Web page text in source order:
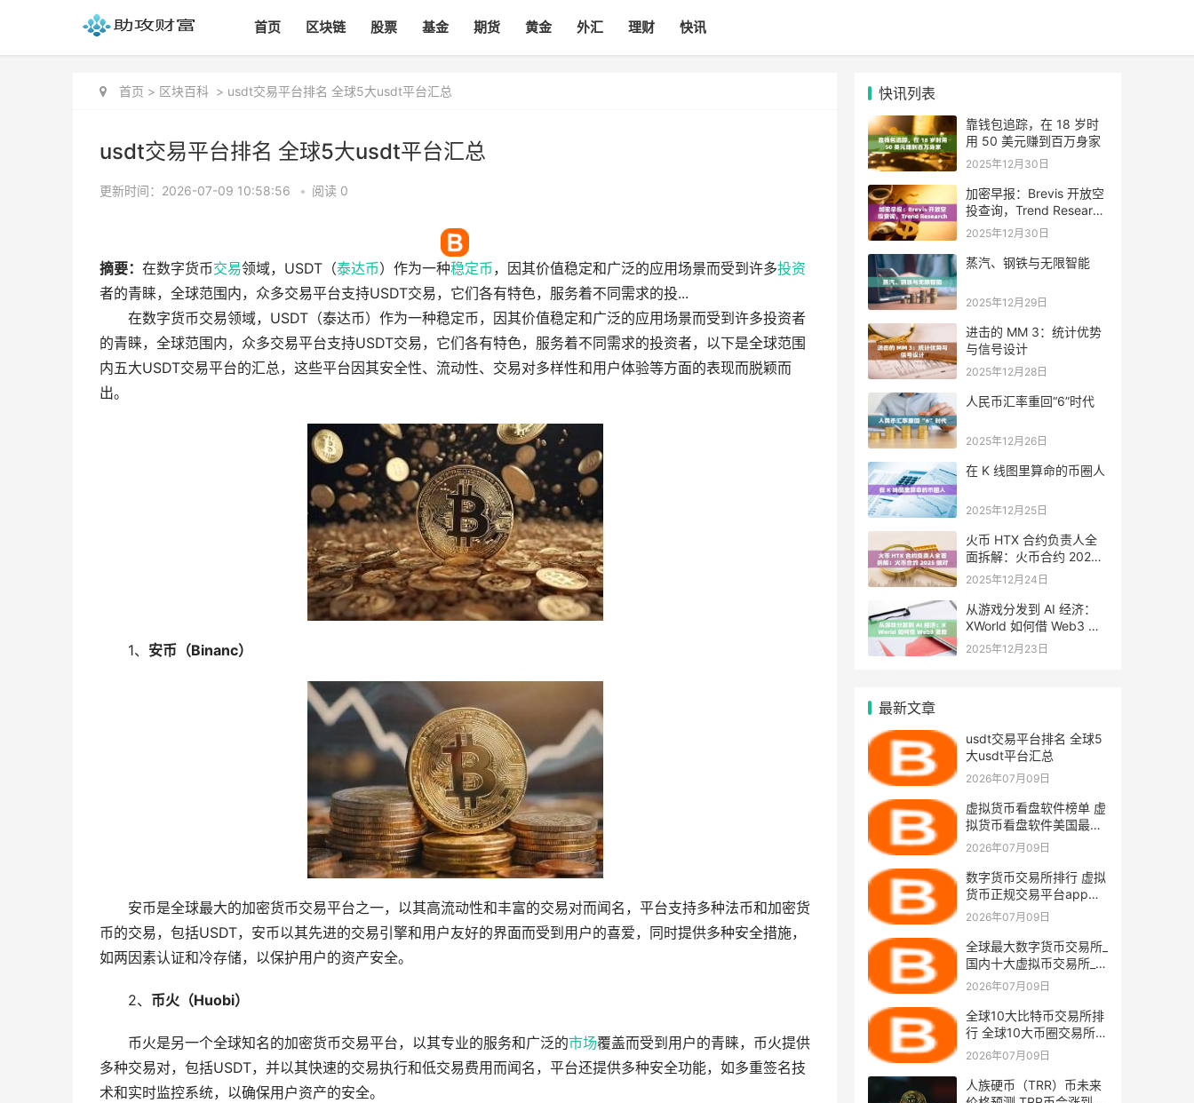
首页 区块链 股票 基金 期货 黄金 外汇 理财 快讯
首页 > 区块百科 > usdt交易平台排名 全球5大usdt平台汇总
usdt交易平台排名 全球5大usdt平台汇总
更新时间：2026-07-09 10:58:56 • 阅读 0
摘要： 在数字货币交易领域，USDT（泰达币）作为一种稳定币，因其价值稳定和广泛的应用场景而受到许多投资
者的青睐，全球范围内，众多交易平台支持USDT交易，它们各有特色，服务着不同需求的投...
在数字货币交易领域，USDT（泰达币）作为一种稳定币，因其价值稳定和广泛的应用场景而受到许多投资者
的青睐，全球范围内，众多交易平台支持USDT交易，它们各有特色，服务着不同需求的投资者，以下是全球范围
内五大USDT交易平台的汇总，这些平台因其安全性、流动性、交易对多样性和用户体验等方面的表现而脱颖而
出。
1、 安币（Binanc）
安币是全球最大的加密货币交易平台之一，以其高流动性和丰富的交易对而闻名，平台支持多种法币和加密货
币的交易，包括USDT，安币以其先进的交易引擎和用户友好的界面而受到用户的喜爱，同时提供多种安全措施，
如两因素认证和冷存储，以保护用户的资产安全。
2、 币火（Huobi）
币火是另一个全球知名的加密货币交易平台，以其专业的服务和广泛的市场覆盖而受到用户的青睐，币火提供
多种交易对，包括USDT，并以其快速的交易执行和低交易费用而闻名，平台还提供多种安全功能，如多重签名技
术和实时监控系统，以确保用户资产的安全。
快讯列表
靠钱包追踪，在 18 岁时
用 50 美元赚到百万身家
2025年12月30日
加密早报：Brevis 开放空
投查询，Trend Research
单日增持超 4.6 万枚 ETH
2025年12月30日
蒸汽、钢铁与无限智能
2025年12月29日
进击的 MM 3：统计优势
与信号设计
2025年12月28日
人民币汇率重回“6”时代
2025年12月26日
在 K 线图里算命的币圈人
2025年12月25日
火币 HTX 合约负责人全
面拆解：火币合约 2025
做对了什么，又将走向哪
2025年12月24日
从游戏分发到 AI 经济：
XWorld 如何借 Web3 激
励之力重写价值分配？
2025年12月23日
最新文章
usdt交易平台排名 全球5
大usdt平台汇总
2026年07月09日
虚拟货币看盘软件榜单 虚
拟货币看盘软件美国最好
用市场占有率排名
2026年07月09日
数字货币交易所排行 虚拟
货币正规交易平台app排
名
2026年07月09日
全球最大数字货币交易所_
国内十大虚拟币交易所_买
币的相关软件
2026年07月09日
全球10大比特币交易所排
行 全球10大币圈交易所排
名2025
2026年07月09日
人族硬币（TRR）币未来